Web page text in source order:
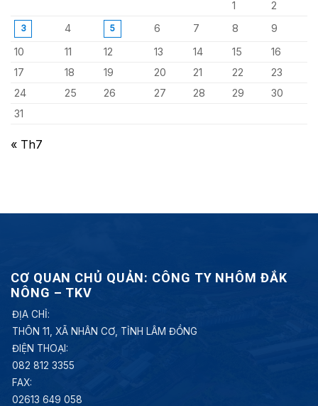
1
2
3 4 5 6 7 8
9
10
11 12 13 14 15
16
17
18 19 20 21 22
23
24
25 26 27 28 29
30
31
« Th7
CƠ QUAN CHỦ QUẢN: CÔNG TY NHÔM ĐẮK
NÔNG – TKV
ĐỊA CHỈ:
THÔN 11, XÃ NHÂN CƠ, TỈNH LÂM ĐỒNG
ĐIỆN THOẠI:
082 812 3355
FAX:
02613 649 058